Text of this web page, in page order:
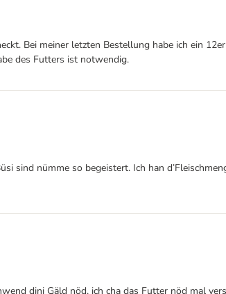
Bei meiner letzten Bestellung habe ich ein
des Futters ist notwendig.
sind nümme so begeistert. Ich han
dini Gäld nöd, ich cha das Futter nöd mal